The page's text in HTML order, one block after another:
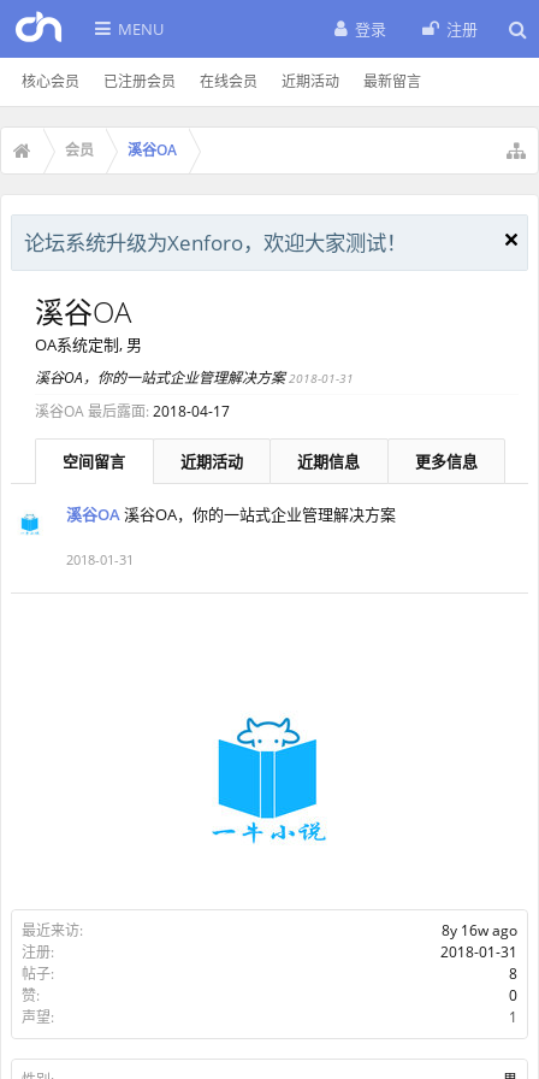
MENU
核心会员 已注册会员 在线会员 近期活动 最新留言
登录 注册
会员 溪谷OA
论坛系统升级为Xenforo，欢迎大家测试！
最近来访:
8y 16w ago
注册:
2018-01-31
帖子:
8
赞:
0
声望:
1
溪谷OA
OA系统定制, 男
溪谷OA，你的一站式企业管理解决方案2018-01-31
溪谷OA 最后露面: 2018-04-17
空间留言 近期活动 近期信息 更多信息
溪谷OA溪谷OA，你的一站式企业管理解决方案
2018-01-31